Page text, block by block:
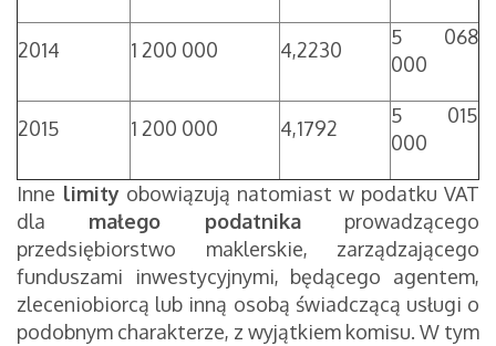
2014 1 200 000 4,2230
5 068
000
2015 1 200 000 4,1792
5 015
000
Inne limity obowiązują natomiast w podatku VAT
dla małego podatnika prowadzącego
przedsiębiorstwo maklerskie, zarządzającego
funduszami inwestycyjnymi, będącego agentem,
zleceniobiorcą lub inną osobą świadczącą usługi o
podobnym charakterze, z wyjątkiem komisu. W tym